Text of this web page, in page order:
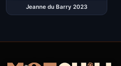
Jeanne du Barry 2023